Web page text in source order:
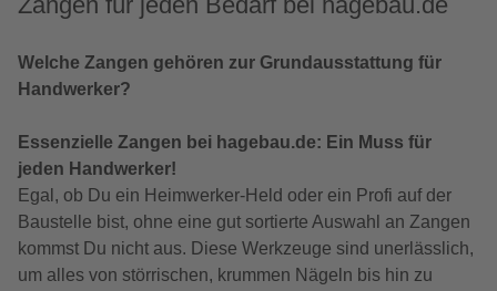
Welche Zangen gehören zur Grundausstattung für
Handwerker?
Essenzielle Zangen bei hagebau.de: Ein Muss für
jeden Handwerker!
Egal, ob Du ein Heimwerker-Held oder ein Profi auf der
Baustelle bist, ohne eine gut sortierte Auswahl an Zangen
kommst Du nicht aus. Diese Werkzeuge sind unerlässlich,
um alles von störrischen, krummen Nägeln bis hin zu